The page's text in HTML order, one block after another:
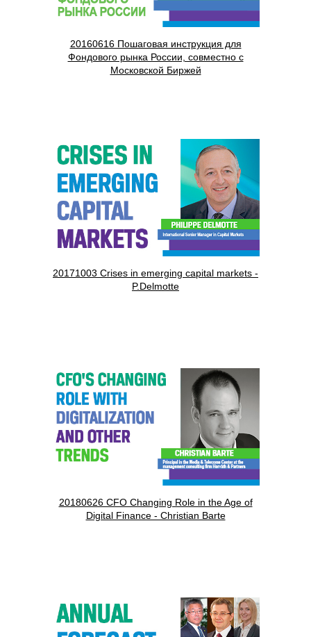
20160616 Пошаговая инструкция для
Фондового рынка России, совместно с
Московской Биржей
20171003 Crises in emerging capital markets -
P.Delmotte
20180626 CFO Changing Role in the Age of
Digital Finance - Christian Barte